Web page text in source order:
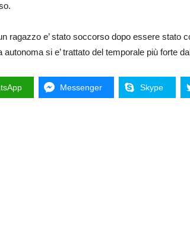
ragazzo e’ stato soccorso dopo essere stato
si e’ trattato del temporale più forte
Messenger Skype